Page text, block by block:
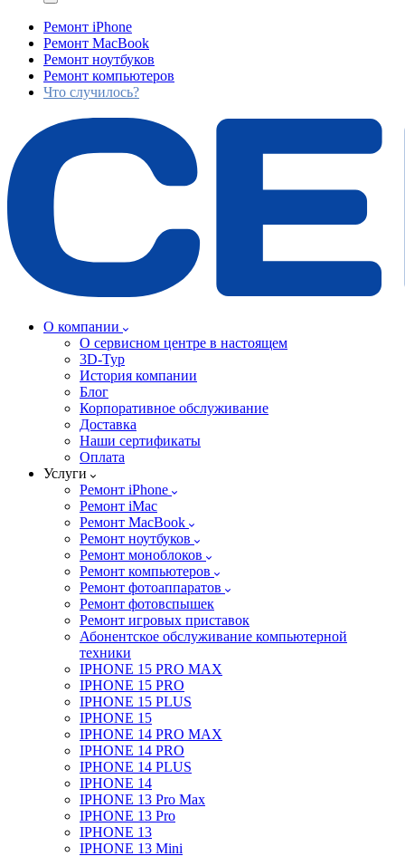
Ремонт iPhone
Ремонт MacBook
Ремонт ноутбуков
Ремонт компьютеров
Что случилось?
О компании
О сервисном центре в настоящем
3D-Тур
История компании
Блог
Корпоративное обслуживание
Доставка
Наши сертификаты
Оплата
Услуги
Ремонт iPhone
Ремонт iMac
Ремонт MacBook
Ремонт ноутбуков
Ремонт моноблоков
Ремонт компьютеров
Ремонт фотоаппаратов
Ремонт фотовспышек
Ремонт игровых приставок
Абонентское обслуживание компьютерной
техники
IPHONE 15 PRO MAX
IPHONE 15 PRO
IPHONE 15 PLUS
IPHONE 15
IPHONE 14 PRO MAX
IPHONE 14 PRO
IPHONE 14 PLUS
IPHONE 14
IPHONE 13 Pro Max
IPHONE 13 Pro
IPHONE 13
IPHONE 13 Mini